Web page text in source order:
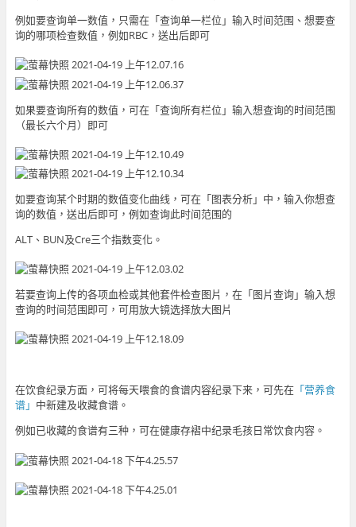
例如要查询单一数值，只需在「查询单一栏位」输入时间范围、想要查
询的哪项检查数值，例如RBC，送出后即可
如果要查询所有的数值，可在「查询所有栏位」输入想查询的时间范围
（最长六个月）即可
如要查询某个时期的数值变化曲线，可在「图表分析」中，输入你想查
询的数值，送出后即可，例如查询此时间范围的
ALT、BUN及Cre三个指数变化。
若要查询上传的各项血检或其他套件检查图片，在「图片查询」输入想
查询的时间范围即可，可用放大镜选择放大图片
在饮食纪录方面，可将每天喂食的食谱内容纪录下来，可先在「营养食
谱」 中新建及收藏食谱。
例如已收藏的食谱有三种，可在健康存褶中纪录毛孩日常饮食内容。